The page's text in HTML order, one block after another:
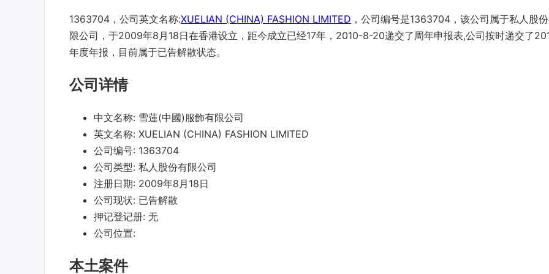
1363704，公司英文名称:XUELIAN (CHINA) FASHION LIMITED ，公司编号是1363704，该公司属于私人股
限公司，于2009年8月18日在香港设立，距今成立已经17年，2010-8-20递交了周年申报表,公司按时递交了
年度年报，目前属于已告解散状态。
公司详情
中文名称: 雪蓮(中國)服飾有限公司
英文名称: XUELIAN (CHINA) FASHION LIMITED
公司编号: 1363704
公司类型: 私人股份有限公司
注册日期: 2009年8月18日
公司现状: 已告解散
押记登记册: 无
公司位置:
本土案件